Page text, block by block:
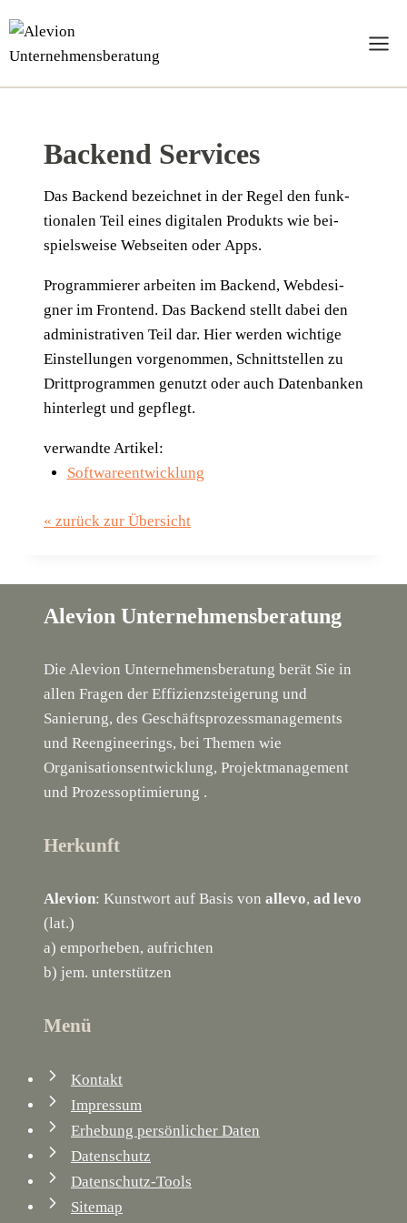
Inhalt
springen
Backend Services
Das Backend bezeich­net in der Regel den funk­
tio­na­len Teil eines digi­ta­len Pro­dukts wie bei­
spiels­wei­se Web­sei­ten oder Apps.
Pro­gram­mie­rer arbei­ten im Backend, Web­de­si­
gner im Front­end. Das Backend stellt dabei den
admi­nis­tra­ti­ven Teil dar. Hier wer­den wich­ti­ge
Ein­stel­lun­gen vor­ge­nom­men, Schnitt­stel­len zu
Dritt­pro­gram­men genutzt oder auch Daten­ban­ken
hin­ter­legt und gepflegt.
verwandte Artikel:
Softwareentwicklung
« zurück zur Übersicht
Alevion Unternehmensberatung
Die Alevion Unternehmensberatung berät Sie in
allen Fragen der Effizienzsteigerung und
Sanierung, des Geschäftsprozessmanagements
und Reengineerings, bei Themen wie
Organisationsentwicklung, Projektmanagement
und Prozessoptimierung .
Herkunft
Alevion: Kunstwort auf Basis von allevo, ad levo
(lat.)
a) emporheben, aufrichten
b) jem. unterstützen
Menü
Kontakt
Impressum
Erhebung persönlicher Daten
Datenschutz
Datenschutz-Tools
Sitemap